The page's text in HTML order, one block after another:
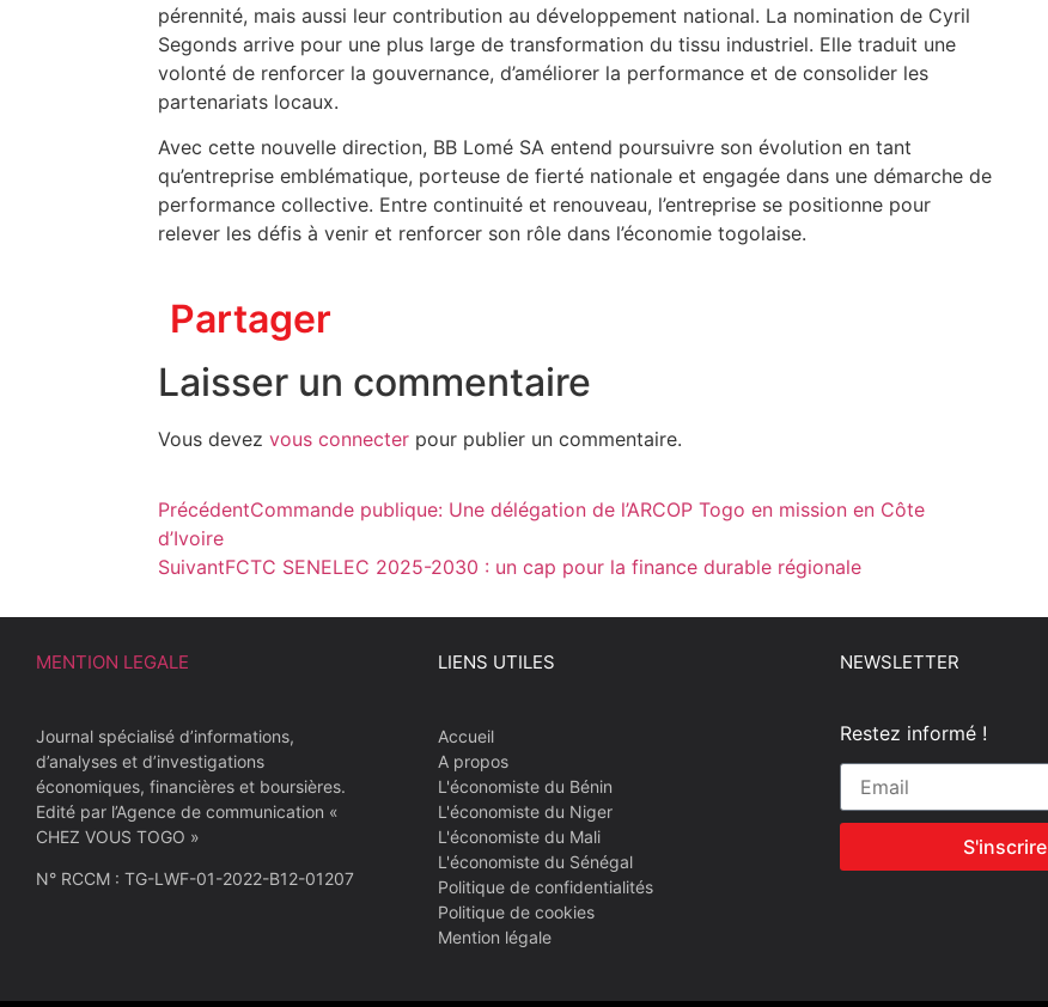
pérennité, mais aussi leur contribution au développement national. La nomination de Cyril
Segonds arrive pour une plus large de transformation du tissu industriel. Elle traduit une
volonté de renforcer la gouvernance, d’améliorer la performance et de consolider les
partenariats locaux.
Avec cette nouvelle direction, BB Lomé SA entend poursuivre son évolution en tant
qu’entreprise emblématique, porteuse de fierté nationale et engagée dans une démarche de
performance collective. Entre continuité et renouveau, l’entreprise se positionne pour
relever les défis à venir et renforcer son rôle dans l’économie togolaise.
Partager
Laisser un commentaire
Vous devez vous connecter pour publier un commentaire.
PrécédentCommande publique: Une délégation de l’ARCOP Togo en mission en Côte
d’Ivoire
SuivantFCTC SENELEC 2025-2030 : un cap pour la finance durable régionale
MENTION LEGALE
Journal spécialisé d’informations,
d’analyses et d’investigations
économiques, financières et boursières.
Edité par l’Agence de communication «
CHEZ VOUS TOGO »
N° RCCM : TG-LWF-01-2022-B12-01207
LIENS UTILES
Accueil
A propos
L'économiste du Bénin
L'économiste du Niger
L'économiste du Mali
L'économiste du Sénégal
Politique de confidentialités
Politique de cookies
Mention légale
NEWSLETTER
Restez informé !
S'inscrire